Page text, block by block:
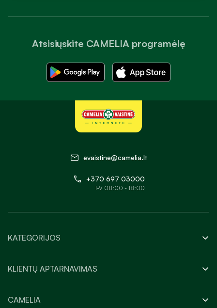
Atsisiųskite CAMELIA programėlę
evaistine@camelia.lt
+370 697 03000
I-V 08:00 - 18:00
KATEGORIJOS
KLIENTŲ APTARNAVIMAS
CAMELIA